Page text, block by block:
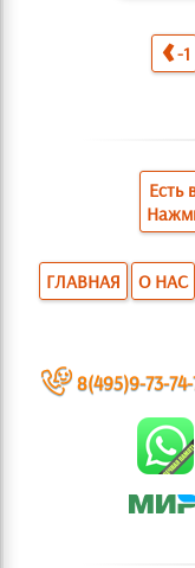
-1
Есть
ГЛАВНАЯ О НАС
~ 8(495)9-73-